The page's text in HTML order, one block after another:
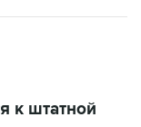
к штатной